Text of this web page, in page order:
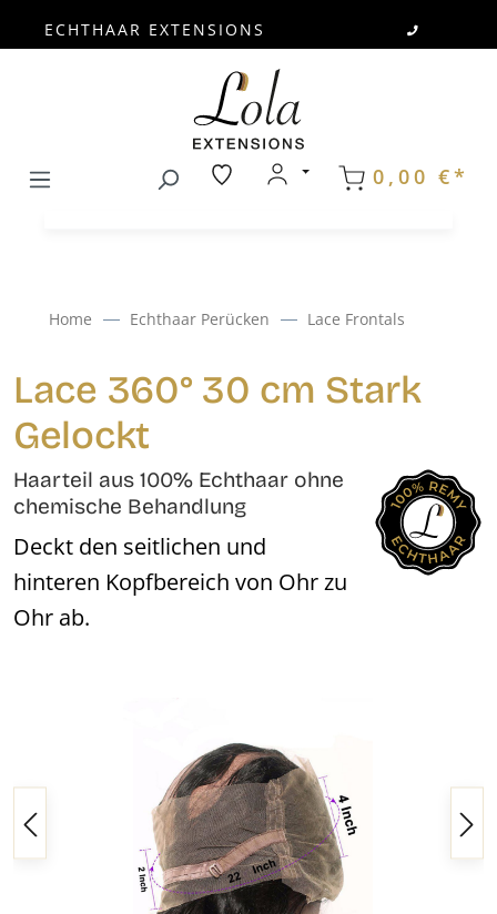
ECHTHAAR EXTENSIONS
0,00 €*
Home Echthaar Perücken Lace Frontals
Lace 360° 30 cm Stark
Gelockt
Haarteil aus 100% Echthaar ohne
chemische Behandlung
Deckt den seitlichen und
hinteren Kopfbereich von Ohr zu
Ohr ab.